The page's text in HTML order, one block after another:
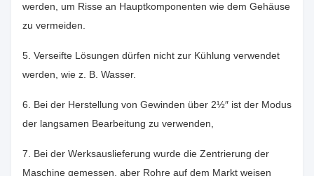
werden, um Risse an Hauptkomponenten wie dem Gehäuse
zu vermeiden.
5. Verseifte Lösungen dürfen nicht zur Kühlung verwendet
werden, wie z. B. Wasser.
6. Bei der Herstellung von Gewinden über 2½″ ist der Modus
der langsamen Bearbeitung zu verwenden,
7. Bei der Werksauslieferung wurde die Zentrierung der
Maschine gemessen, aber Rohre auf dem Markt weisen